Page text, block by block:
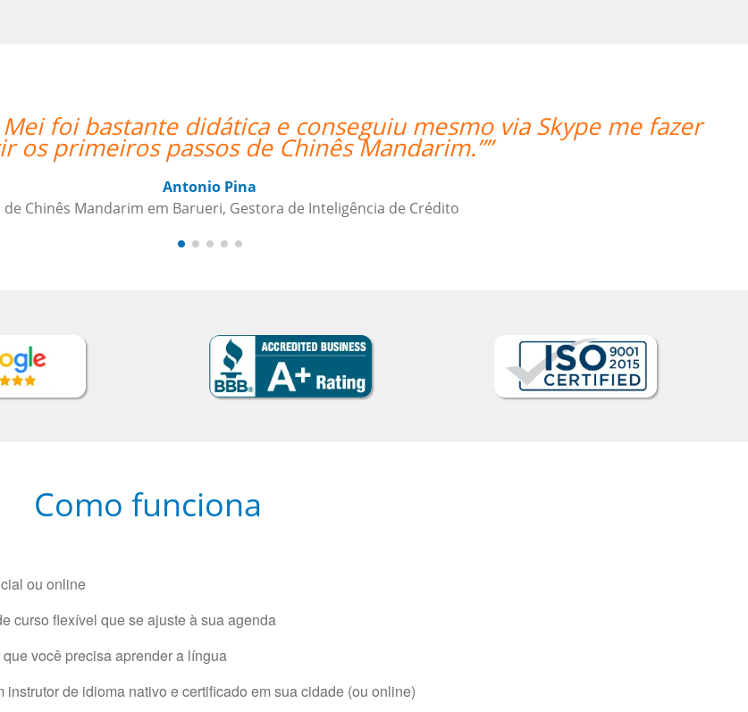
via Skype me fazer “”The first lesson went very well!
Como funciona
ou online
curso flexível que se ajuste à sua agenda
você precisa aprender a língua
instrutor de idioma nativo e certificado em sua cidade (ou online)